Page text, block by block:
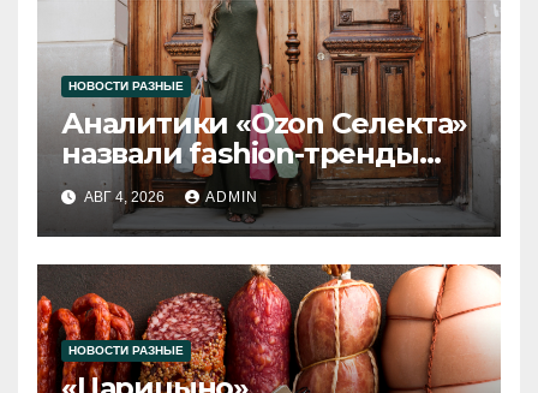
НОВОСТИ РАЗНЫЕ
Аналитики «Ozon Селекта»
назвали fashion-тренды
2026 года
АВГ 4, 2026 ADMIN
НОВОСТИ РАЗНЫЕ